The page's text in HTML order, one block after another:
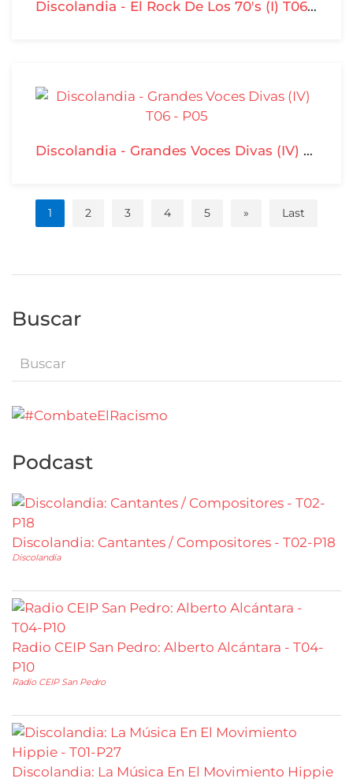
Discolandia - El Rock De Los 70's (I) T06-P06
Discolandia - Grandes Voces Divas (IV) T06 - P05
1 2 3 4 5 » Last
Buscar
Podcast
Discolandia: Cantantes / Compositores - T02-P18
Discolandia
Radio CEIP San Pedro: Alberto Alcántara - T04-
P10
Radio CEIP San Pedro
Discolandia: La Música En El Movimiento Hippie